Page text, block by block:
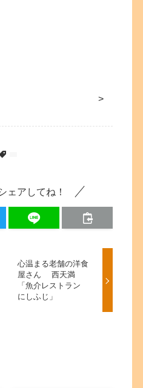
>
ェアしてね！
心温まる老舗の洋食
屋さん 西天満
「魚介レストラン
にしふじ」